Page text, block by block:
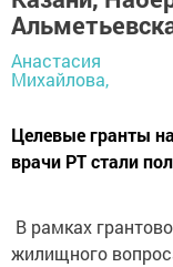
Анастасия
Михайлова,
Целевые гранты
врачи РТ стали
В рамках
жилищного